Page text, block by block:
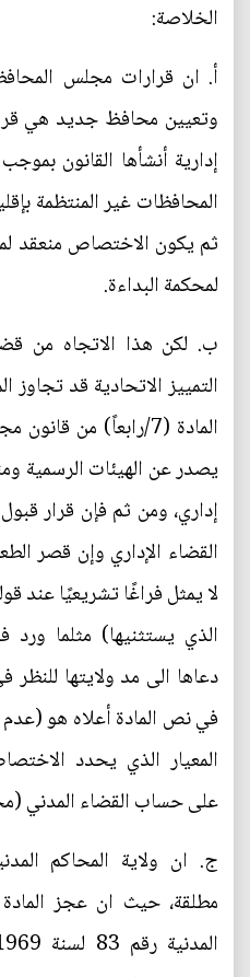
الخلاصة:
‌أ. ان قرارات مجلس
وتعيين محافظ جديد هي
ثم يكون الاختصاص منعقد
لمحكمة البداءة.
‌ب. لكن هذا الاتجاه من
التمييز الاتحادية قد
المادة (7/رابعاً) من
يصدر عن الهيئات الرسمية
إداري، ومن ثم فإن قرار
القضاء الإداري وإن قصر
لا يمثل فراغًا تشريعيًا عند
الذي يستثنيها) مثلما ورد
دعاها الى مد ولايتها للنظر
في نص المادة أعلاه هو
المعيار الذي يحدد
على حساب القضاء المدني
‌ج. ان ولاية المحاكم